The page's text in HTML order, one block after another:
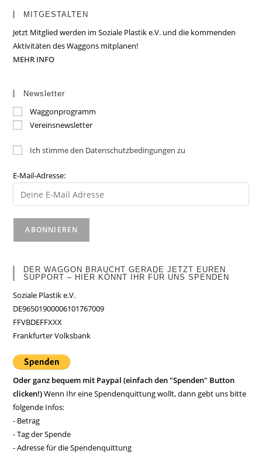
MITGESTALTEN
Jetzt Mitglied werden im Soziale Plastik e.V. und die kommenden
Aktivitäten des Waggons mitplanen!
MEHR INFO
Newsletter
Waggonprogramm
Vereinsnewsletter
Ich stimme den Datenschutzbedingungen zu
E-Mail-Adresse:
DER WAGGON BRAUCHT GERADE JETZT EUREN
SUPPORT – HIER KÖNNT IHR FÜR UNS SPENDEN
Soziale Plastik e.V.
DE96501900006101767009
FFVBDEFFXXX
Frankfurter Volksbank
Oder ganz bequem mit Paypal (einfach den "Spenden" Button
clicken!)Wenn Ihr eine Spendenquittung wollt, dann gebt uns bitte
folgende Infos:
- Betrag
- Tag der Spende
- Adresse für die Spendenquittung